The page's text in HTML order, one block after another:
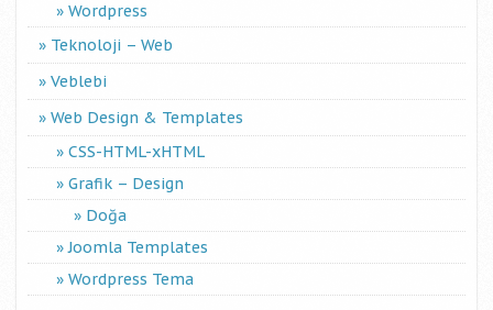
Wordpress
Teknoloji – Web
Veblebi
Web Design & Templates
CSS-HTML-xHTML
Grafik – Design
Doğa
Joomla Templates
Wordpress Tema